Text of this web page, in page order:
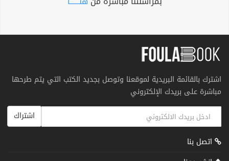
اشترك بالقائمة البريدية لموقعنا وتوصل بجديد الكتب التي يتم طرحها
مباشرة على بريدك الإلكتروني
اشتراك
اتصل بنا